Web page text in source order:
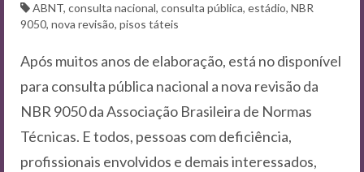
ABNT, consulta nacional, consulta pública, estádio, NBR
9050, nova revisão, pisos táteis
Após muitos anos de elaboração, está no disponível
para consulta pública nacional a nova revisão da
NBR 9050 da Associação Brasileira de Normas
Técnicas. E todos, pessoas com deficiência,
profissionais envolvidos e demais interessados,